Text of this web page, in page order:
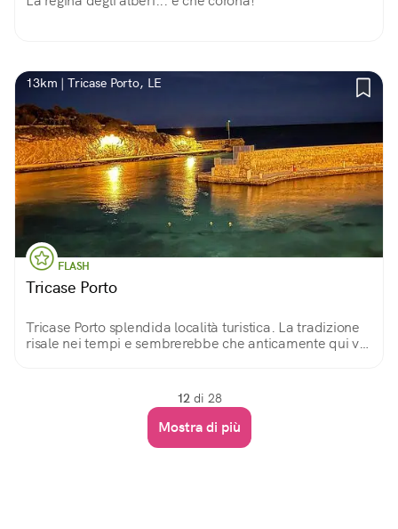
13km | Tricase Porto, LE
FLASH
Tricase Porto
Tricase Porto splendida località turistica. La tradizione
risale nei tempi e sembrerebbe che anticamente qui vi
12 di 28
Mostra di più